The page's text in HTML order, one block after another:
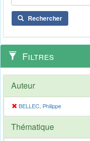
Rechercher
Filtres
Auteur
BELLEC, Philippe
Thématique